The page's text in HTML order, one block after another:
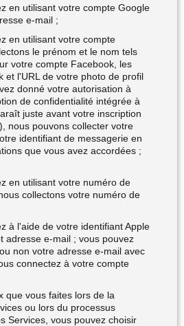
en utilisant votre compte Google
e-mail ;
en utilisant votre compte
le prénom et le nom tels
votre compte Facebook, les
et l'URL de votre photo de profil
donné votre autorisation à
de confidentialité intégrée à
juste avant votre inscription
nous pouvons collecter votre
identifiant de messagerie en
que vous avez accordées ;
en utilisant votre numéro de
collectons votre numéro de
à l'aide de votre identifiant Apple
adresse e-mail ; vous pouvez
non votre adresse e-mail avec
connectez à votre compte
que vous faites lors de la
ou lors du processus
Services, vous pouvez choisir